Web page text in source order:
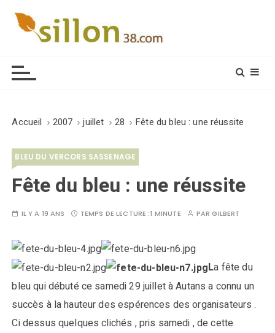
Accueil 2007 juillet 28 Fête du bleu : une réussite
BLEU DU VERCORS SASSENAGE
Fête du bleu : une réussite
IL Y A 19 ANS TEMPS DE LECTURE :1 MINUTE PARGILBERT
La fête du
bleu qui débuté ce samedi 29 juillet à Autans a connu un
succès à la hauteur des espérences des organisateurs .
Ci dessus quelques clichés , pris samedi , de cette